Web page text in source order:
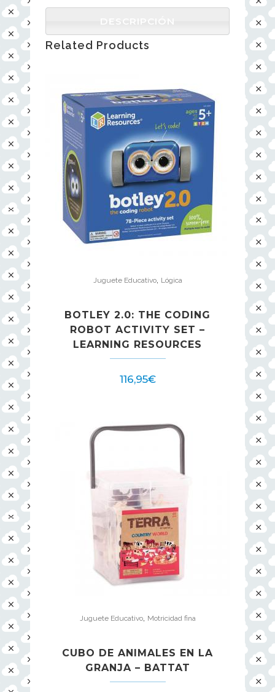
DESCRIPCIÓN
Related Products
Juguete Educativo, Lógica
BOTLEY 2.0: THE CODING
ROBOT ACTIVITY SET –
LEARNING RESOURCES
116,95€
Juguete Educativo, Motricidad fina
CUBO DE ANIMALES EN LA
GRANJA – BATTAT